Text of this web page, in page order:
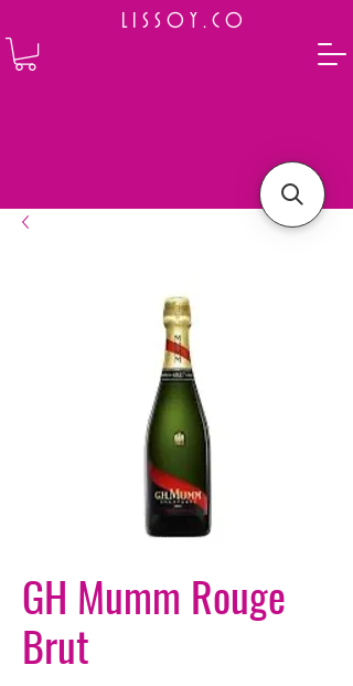
L I S S O Y . C O
GH Mumm Rouge
Brut